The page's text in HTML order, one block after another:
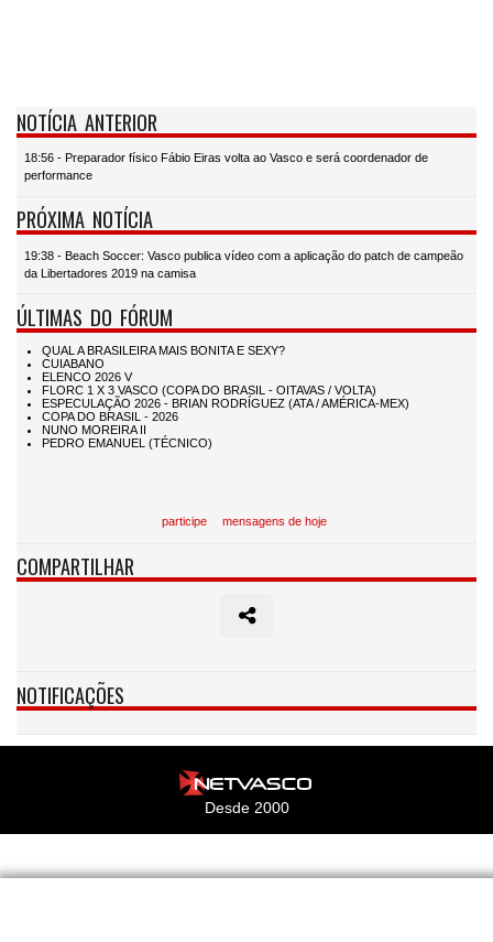
NOTÍCIA ANTERIOR
18:56 - Preparador físico Fábio Eiras volta ao Vasco e será coordenador de
performance
PRÓXIMA NOTÍCIA
19:38 - Beach Soccer: Vasco publica vídeo com a aplicação do patch de campeão
da Libertadores 2019 na camisa
ÚLTIMAS DO FÓRUM
participe mensagens de hoje
COMPARTILHAR
NOTIFICAÇÕES
Desde 2000